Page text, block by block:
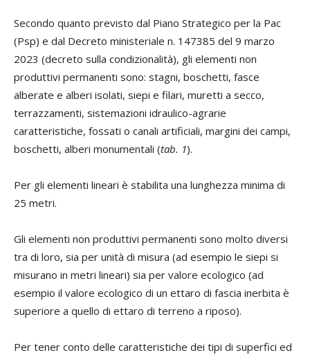
Secondo quanto previsto dal Piano Strategico per la Pac
(Psp) e dal Decreto ministeriale n. 147385 del 9 marzo
2023 (decreto sulla condizionalità), gli elementi non
produttivi permanenti sono: stagni, boschetti, fasce
alberate e alberi isolati, siepi e filari, muretti a secco,
terrazzamenti, sistemazioni idraulico-agrarie
caratteristiche, fossati o canali artificiali, margini dei campi,
boschetti, alberi monumentali (tab. 1).
Per gli elementi lineari è stabilita una lunghezza minima di
25 metri.
Gli elementi non produttivi permanenti sono molto diversi
tra di loro, sia per unità di misura (ad esempio le siepi si
misurano in metri lineari) sia per valore ecologico (ad
esempio il valore ecologico di un ettaro di fascia inerbita è
superiore a quello di ettaro di terreno a riposo).
Per tener conto delle caratteristiche dei tipi di superfici ed